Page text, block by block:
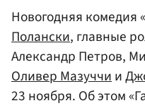
Новогодняя комедия
Полански, главные
Александр Петров,
Оливер Мазуччии
23 ноября. Об этом